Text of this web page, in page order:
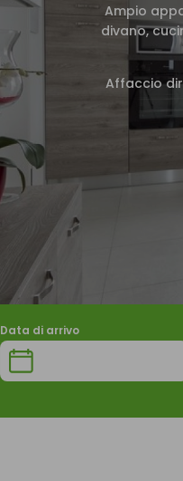
Ampio
divano,
Affaccio
Data di arrivo